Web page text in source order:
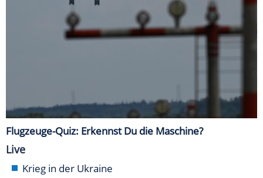
Flugzeuge-Quiz: Erkennst Du die Maschine?
Live
Krieg in der Ukraine